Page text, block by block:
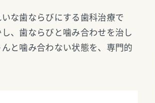
な歯ならびにする歯科治療で
、歯ならびと噛み合わせを治し
と噛み合わない状態を、専門的